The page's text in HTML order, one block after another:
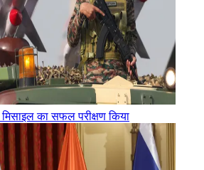
का सफल परीक्षण किया